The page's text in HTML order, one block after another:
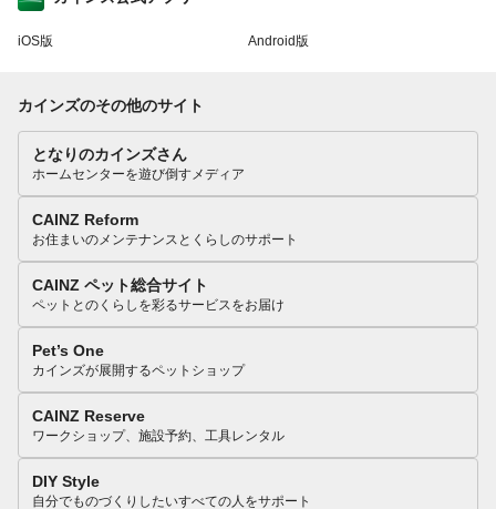
iOS版 Android版
カインズのその他のサイト
となりのカインズさん
ホームセンターを遊び倒すメディア
CAINZ Reform
お住まいのメンテナンスとくらしのサポート
CAINZ ペット総合サイト
ペットとのくらしを彩るサービスをお届け
Pet’s One
カインズが展開するペットショップ
CAINZ Reserve
ワークショップ、施設予約、工具レンタル
DIY Style
自分でものづくりしたいすべての人をサポート